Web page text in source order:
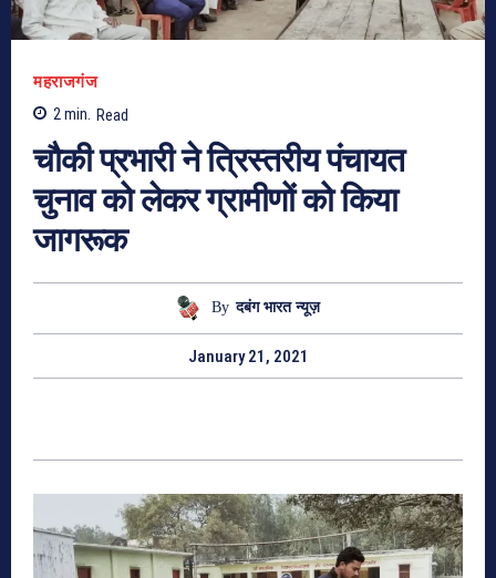
महराजगंज
2min. Read
चौकी प्रभारी ने त्रिस्तरीय पंचायत
चुनाव को लेकर ग्रामीणों को किया
जागरूक
By दबंग भारत न्यूज़
January 21, 2021